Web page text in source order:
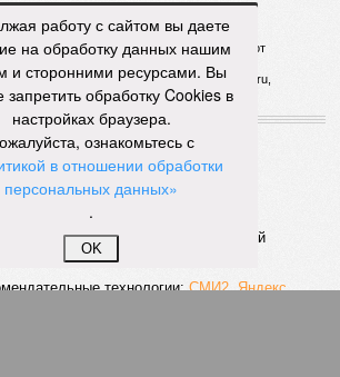
Главный редактор:Горевой Р. Г.
Роскомнадзора:ЭЛ № ФС 77 - 72681 от
и телефон редакции:versia@versia.ru,
«Версии» без индексируемой
технологии:СМИ2, Яндекс,
работу с сайтом вы даете
на обработку данных нашим
и сторонними ресурсами. Вы
запретить обработку Cookies в
настройках браузера.
ознакомьтесь с
в отношении обработки
персональных данных»
.
OK